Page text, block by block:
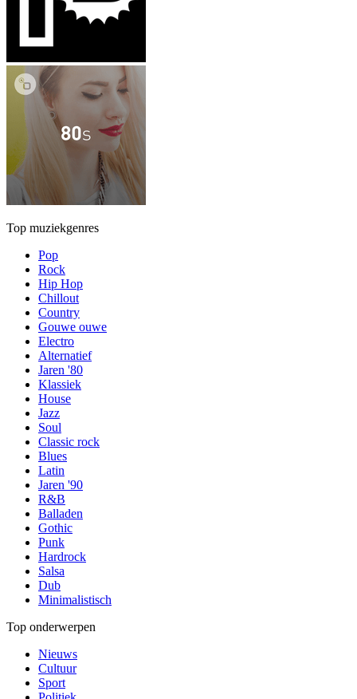
Top muziekgenres
Pop
Rock
Hip Hop
Chillout
Country
Gouwe ouwe
Electro
Alternatief
Jaren '80
Klassiek
House
Jazz
Soul
Classic rock
Blues
Latin
Jaren '90
R&B
Balladen
Gothic
Punk
Hardrock
Salsa
Dub
Minimalistisch
Top onderwerpen
Nieuws
Cultuur
Sport